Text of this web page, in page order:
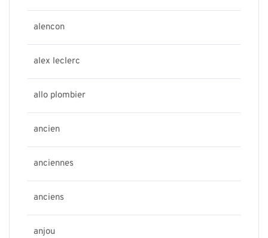
alencon
alex leclerc
allo plombier
ancien
anciennes
anciens
anjou